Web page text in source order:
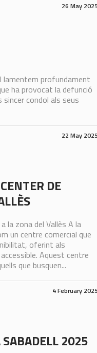
26 May
lamentem profundament
ha provocat la defunció
sincer condol als seus
22 May
DE
la zona del Vallès A la
un centre comercial que
oferint als
Aquest centre
que busquen...
4 February
2025